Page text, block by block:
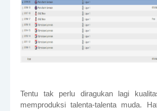
Tentu tak perlu diragukan lagi
memproduksi talenta-talenta muda.